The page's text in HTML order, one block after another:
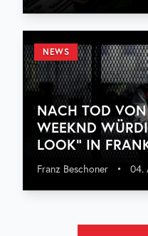
NEWS
NACH TOD
WEEKND
LOOK“ IN
Franz Beschoner • 04.